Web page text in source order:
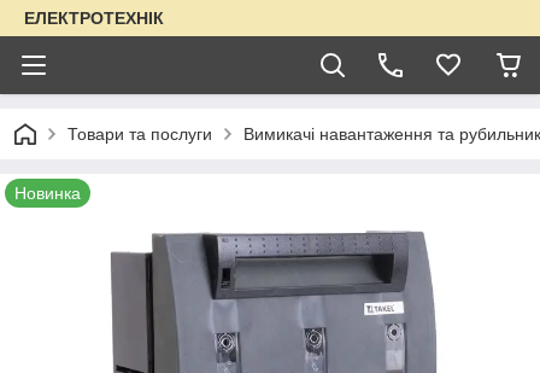
ЕЛЕКТРОТЕХНІК
Товари та послуги Вимикачі навантаження та
Новинка